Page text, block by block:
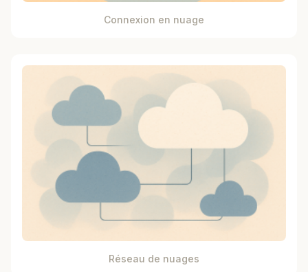
Connexion en nuage
Réseau de nuages